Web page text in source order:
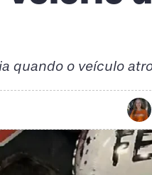
quando o veículo